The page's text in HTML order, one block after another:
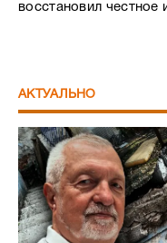
восстановил
АКТУАЛЬНО